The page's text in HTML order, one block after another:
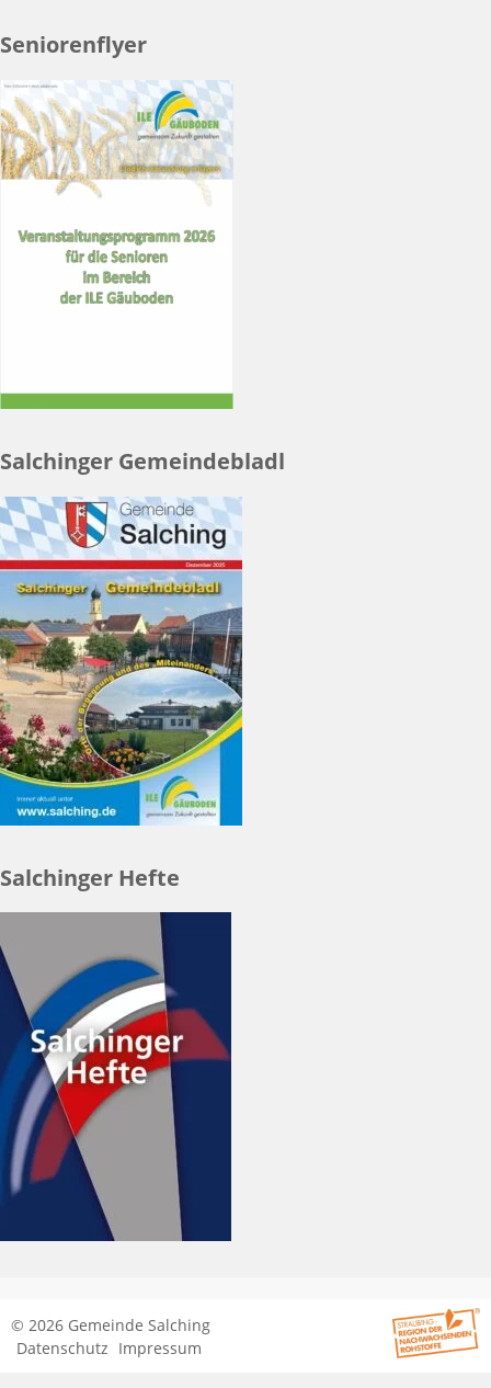
Seniorenflyer
Salchinger Gemeindebladl
Salchinger Hefte
© 2026 Gemeinde Salching
Datenschutz Impressum